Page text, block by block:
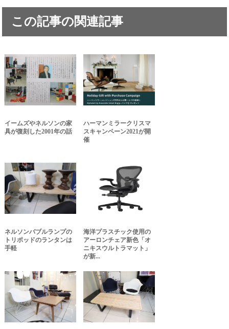
この記事の関連記事
イームズやネルソンの家
具が復刻した2001年の話
ハーマンミラークリスマ
スキャンペーン2021が開
催
ネルソンバブルランプの
トリポッドのランタンは
手軽
海洋プラスチック使用の
アーロンチェア新色「オ
ニキスウルトラマット」
が新...